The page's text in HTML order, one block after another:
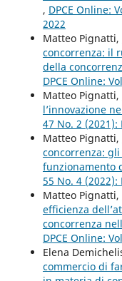
, DPCE Online:
2022
Matteo Pignatti,
concorrenza: il
della
DPCE Online:
Matteo Pignatti,
l’innovazione
47 No. 2 (2021):
Matteo Pignatti,
concorrenza:
funzionamento
55 No. 4 (2022):
Matteo Pignatti,
efficienza
concorrenza
DPCE Online:
Elena
commercio di